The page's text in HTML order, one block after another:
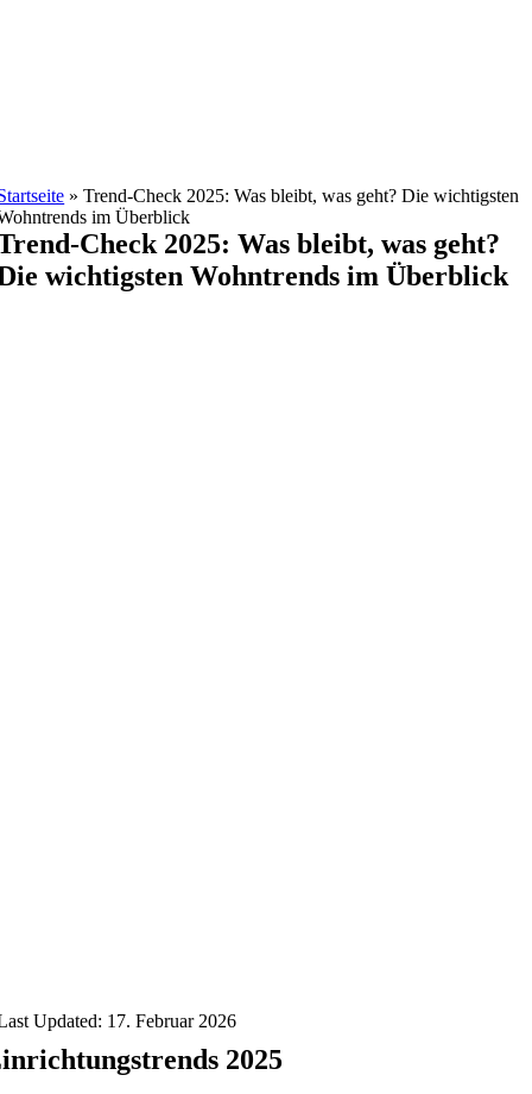
»Trend-Check 2025: Was bleibt, was geht? Die wichtigsten
im Überblick
Check 2025: Was bleibt, was geht?
wichtigsten Wohntrends im Überblick
Updated: 17. Februar 2026
2025